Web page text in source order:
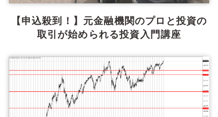
【申込殺到！】元金融機関のプロと投資の
取引が始められる投資入門講座